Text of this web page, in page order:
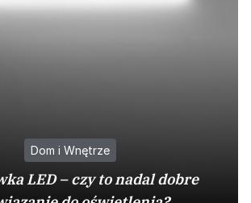
Dom i Wnętrze
LED – czy to nadal dobre